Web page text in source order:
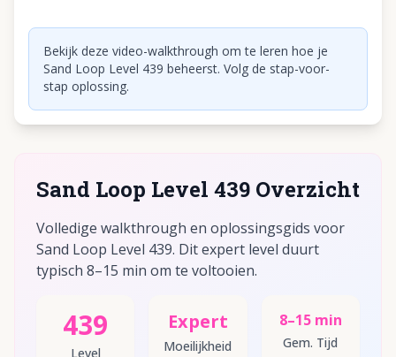
Bekijk deze video-walkthrough om te leren hoe je
Sand Loop Level 439 beheerst. Volg de stap-voor-
stap oplossing.
Sand Loop Level 439 Overzicht
Volledige walkthrough en oplossingsgids voor
Sand Loop Level 439. Dit expert level duurt
typisch 8–15 min om te voltooien.
439
Level
Expert
Moeilijkheid
8–15 min
Gem. Tijd